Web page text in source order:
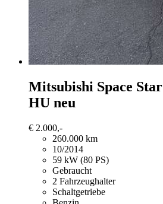
Mitsubishi Space Star
HU neu
€ 2.000,-
260.000 km
10/2014
59 kW (80 PS)
Gebraucht
2 Fahrzeughalter
Schaltgetriebe